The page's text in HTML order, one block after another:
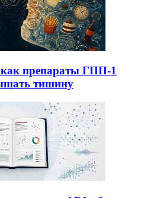
препараты ГПП-1
тишину